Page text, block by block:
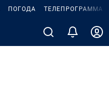
ПОГОДА ТЕЛЕПРОГРАММА